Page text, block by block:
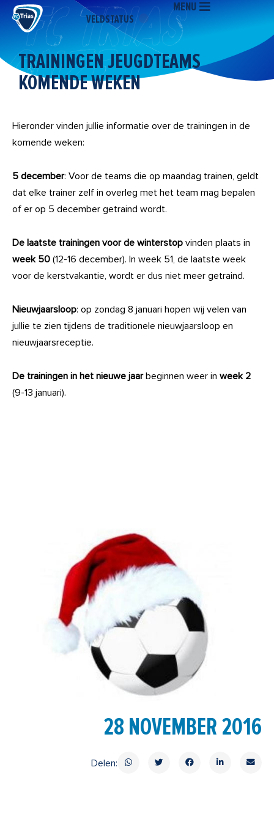
naar
inhoud
VELDSTATUS
MENU
TRAININGEN JEUGDTEAMS
KOMENDE WEKEN
Hieronder vinden jullie informatie over de trainingen in de
komende weken:
5 december: Voor de teams die op maandag trainen, geldt
dat elke trainer zelf in overleg met het team mag bepalen
of er op 5 december getraind wordt.
De laatste trainingen voor de winterstop vinden plaats in
week 50 (12-16 december). In week 51, de laatste week
voor de kerstvakantie, wordt er dus niet meer getraind.
Nieuwjaarsloop: op zondag 8 januari hopen wij velen van
jullie te zien tijdens de traditionele nieuwjaarsloop en
nieuwjaarsreceptie.
De trainingen in het nieuwe jaarbeginnen weer in week 2
(9-13 januari).
28 NOVEMBER 2016
Delen: